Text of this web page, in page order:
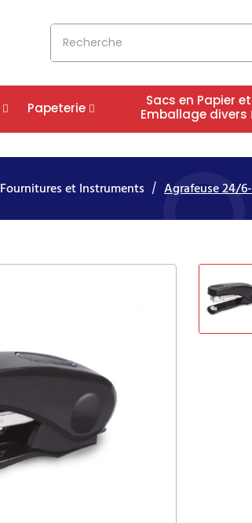
Papeterie
Sacs en Papier et
Emballage divers
Fournitures et Instruments Agrafeuse 24/